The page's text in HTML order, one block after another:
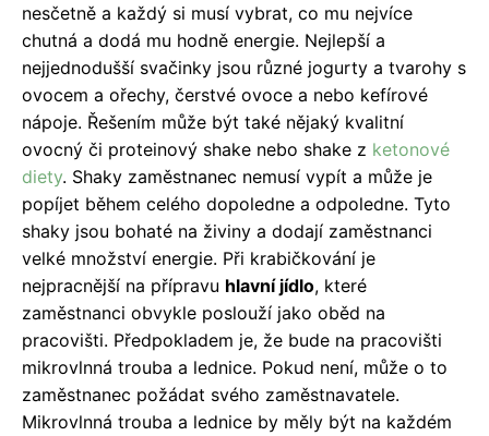
nesčetně a každý si musí vybrat, co mu nejvíce
chutná a dodá mu hodně energie. Nejlepší a
nejjednodušší svačinky jsou různé jogurty a tvarohy s
ovocem a ořechy, čerstvé ovoce a nebo kefírové
nápoje. Řešením může být také nějaký kvalitní
ovocný či proteinový shake nebo shake z ketonové
diety. Shaky zaměstnanec nemusí vypít a může je
popíjet během celého dopoledne a odpoledne. Tyto
shaky jsou bohaté na živiny a dodají zaměstnanci
velké množství energie. Při krabičkování je
nejpracnější na přípravu hlavní jídlo, které
zaměstnanci obvykle poslouží jako oběd na
pracovišti. Předpokladem je, že bude na pracovišti
mikrovlnná trouba a lednice. Pokud není, může o to
zaměstnanec požádat svého zaměstnavatele.
Mikrovlnná trouba a lednice by měly být na každém